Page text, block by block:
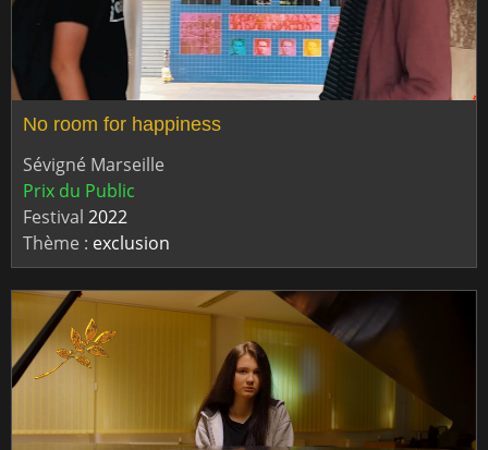
No room for happiness
Sévigné Marseille
Prix du Public
Festival 2022
Thème : exclusion